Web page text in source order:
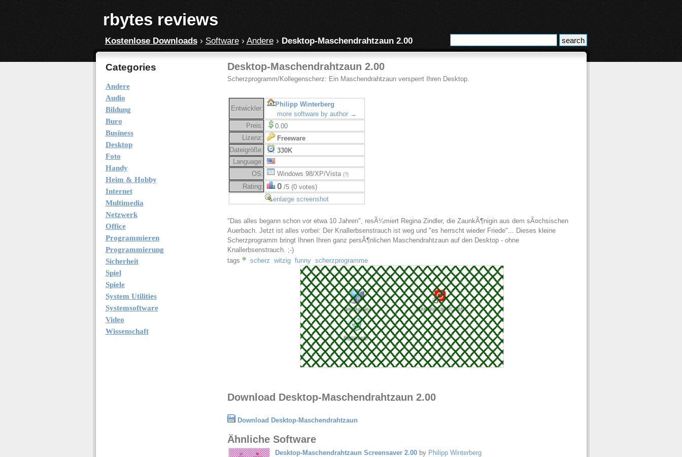
rbytes reviews
Kostenlose Downloads› Software› Andere› Desktop-Maschendrahtzaun 2.00
Categories
Andere
Audio
Bildung
Buro
Business
Desktop
Foto
Handy
Heim & Hobby
Internet
Multimedia
Netzwerk
Office
Programmieren
Programmierung
Sicherheit
Spiel
Spiele
System Utilities
Systemsoftware
Video
Wissenschaft
Desktop-Maschendrahtzaun 2.00
Scherzprogramm/Kollegenscherz: Ein Maschendrahtzaun versperrt Ihren Desktop.
Entwickler:
Philipp Winterberg
more software by author →
Preis:
0.00
Lizenz:
Freeware
Dateigröße:
330K
Language:
OS:
Windows 98/XP/Vista (?)
Rating: 0/5 (0 votes)
enlarge screenshot
"Das alles begann schon vor etwa 10 Jahren", resÃ¼miert Regina Zindler, die ZaunkÃ¶nigin aus dem sÃ¤chsischen
Auerbach. Jetzt ist alles vorbei: Der Knallerbsenstrauch ist weg und "es herrscht wieder Friede"... Dieses kleine
Scherzprogramm bringt Ihnen Ihren ganz persÃ¶nlichen Maschendrahtzaun auf den Desktop - ohne
Knallerbsenstrauch. ;-)
tags
scherz witzig funny scherzprogramme
Download Desktop-Maschendrahtzaun 2.00
Download Desktop-Maschendrahtzaun
Ähnliche Software
Desktop-Maschendrahtzaun Screensaver 2.00by Philipp Winterberg